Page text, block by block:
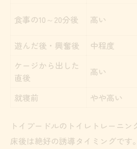
食事の10～20分後 高い
遊んだ後・興奮後
中程度
ケージから出した
直後
高い
就寝前 やや高い
トイプードルのトイレトレーニ
床後は絶好の誘導タイミングです